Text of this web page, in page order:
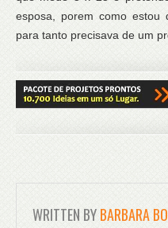
esposa, porem como estou
para tanto precisava de um
WRITTEN BYBARBARA